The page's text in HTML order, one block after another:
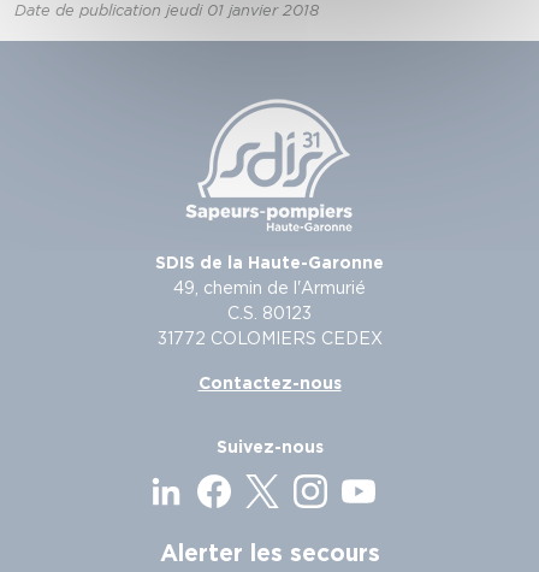
Date de publication jeudi 01 janvier 2018
SDIS de la Haute-Garonne
49, chemin de l'Armurié
C.S. 80123
31772 COLOMIERS CEDEX
Contactez-nous
Suivez-nous
Alerter les secours